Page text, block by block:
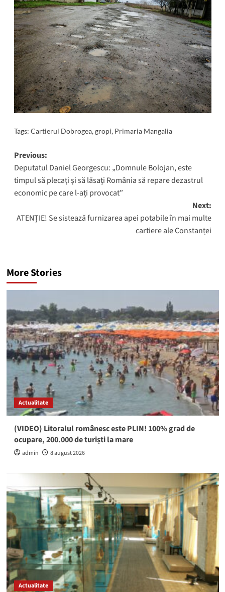
Tags: Cartierul Dobrogea,gropi, Primaria Mangalia
Post
navigation
Previous:
Deputatul Daniel Georgescu: „Domnule Bolojan, este
timpul să plecați și să lăsați România să repare dezastrul
economic pe care l-ați provocat”
Next:
ATENȚIE! Se sistează furnizarea apei potabile în mai multe
cartiere ale Constanței
More Stories
Actualitate
(VIDEO) Litoralul românesc este PLIN! 100% grad de
ocupare, 200.000 de turiști la mare
admin 8 august 2026
Actualitate